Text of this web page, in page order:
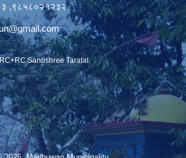
,९८५८०२१२३२
Sanoshree Taratal